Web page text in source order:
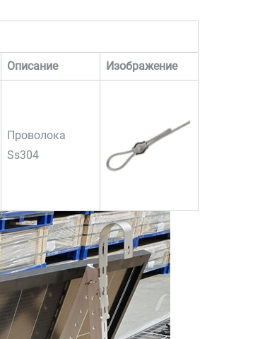
Описание Изображение
Проволока
Ss304